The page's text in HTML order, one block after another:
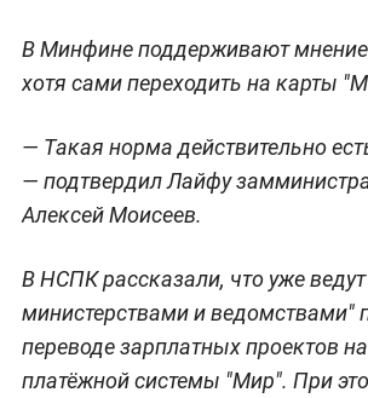
В Минфине поддерживают
хотя сами переходить на карты
— Такая норма действительно
— подтвердил Лайфу
Алексей Моисеев.
В НСПК рассказали, что уже
министерствами и ведомствами"
переводе зарплатных проектов
платёжной системы "Мир". При